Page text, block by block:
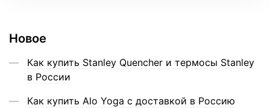
Новое
Как купить Stanley Quencher и термосы Stanley
в России
Как купить Alo Yoga с доставкой в Россию